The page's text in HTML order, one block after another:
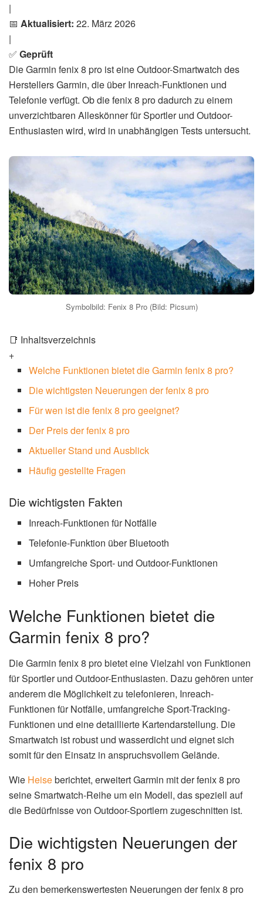
|
📅 Aktualisiert: 22. März 2026
|
✅ Geprüft
Die Garmin fenix 8 pro ist eine Outdoor-Smartwatch des
Herstellers Garmin, die über Inreach-Funktionen und
Telefonie verfügt. Ob die fenix 8 pro dadurch zu einem
unverzichtbaren Alleskönner für Sportler und Outdoor-
Enthusiasten wird, wird in unabhängigen Tests untersucht.
Symbolbild: Fenix 8 Pro (Bild: Picsum)
📑 Inhaltsverzeichnis
+
Welche Funktionen bietet die Garmin fenix 8 pro?
Die wichtigsten Neuerungen der fenix 8 pro
Für wen ist die fenix 8 pro geeignet?
Der Preis der fenix 8 pro
Aktueller Stand und Ausblick
Häufig gestellte Fragen
Die wichtigsten Fakten
Inreach-Funktionen für Notfälle
Telefonie-Funktion über Bluetooth
Umfangreiche Sport- und Outdoor-Funktionen
Hoher Preis
Welche Funktionen bietet die
Garmin fenix 8 pro?
Die Garmin fenix 8 pro bietet eine Vielzahl von Funktionen
für Sportler und Outdoor-Enthusiasten. Dazu gehören unter
anderem die Möglichkeit zu telefonieren, Inreach-
Funktionen für Notfälle, umfangreiche Sport-Tracking-
Funktionen und eine detaillierte Kartendarstellung. Die
Smartwatch ist robust und wasserdicht und eignet sich
somit für den Einsatz in anspruchsvollem Gelände.
Wie Heiseberichtet, erweitert Garmin mit der fenix 8 pro
seine Smartwatch-Reihe um ein Modell, das speziell auf
die Bedürfnisse von Outdoor-Sportlern zugeschnitten ist.
Die wichtigsten Neuerungen der
fenix 8 pro
Zu den bemerkenswertesten Neuerungen der fenix 8 pro